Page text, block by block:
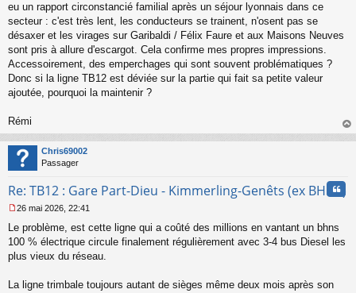
g
e
n
o
n
u
eu un rapport circonstancié familial après un séjour lyonnais dans ce
secteur : c'est très lent, les conducteurs se trainent, n'osent pas se
désaxer et les virages sur Garibaldi / Félix Faure et aux Maisons Neuves
sont pris à allure d'escargot. Cela confirme mes propres impressions.
Accessoirement, des emperchages qui sont souvent problématiques ?
Donc si la ligne TB12 est déviée sur la partie qui fait sa petite valeur
ajoutée, pourquoi la maintenir ?
Rémi
au
Chris69002
Passager
Re: TB12 : Gare Part-Dieu - Kimmerling-Genêts (ex BHNS)
e
s
s
e
26 mai 2026, 22:41
Le problème, est cette ligne qui a coûté des millions en vantant un bhns
100 % électrique circule finalement régulièrement avec 3-4 bus Diesel les
plus vieux du réseau.
La ligne trimbale toujours autant de sièges même deux mois après son